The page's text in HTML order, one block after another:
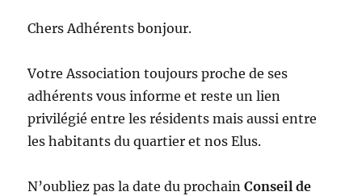
Chers Adhérents bonjour.
Votre Association toujours proche de ses
adhérents vous informe et reste un lien
privilégié entre les résidents mais aussi entre
les habitants du quartier et nos Elus.
N’oubliez pas la date du prochainConseil de